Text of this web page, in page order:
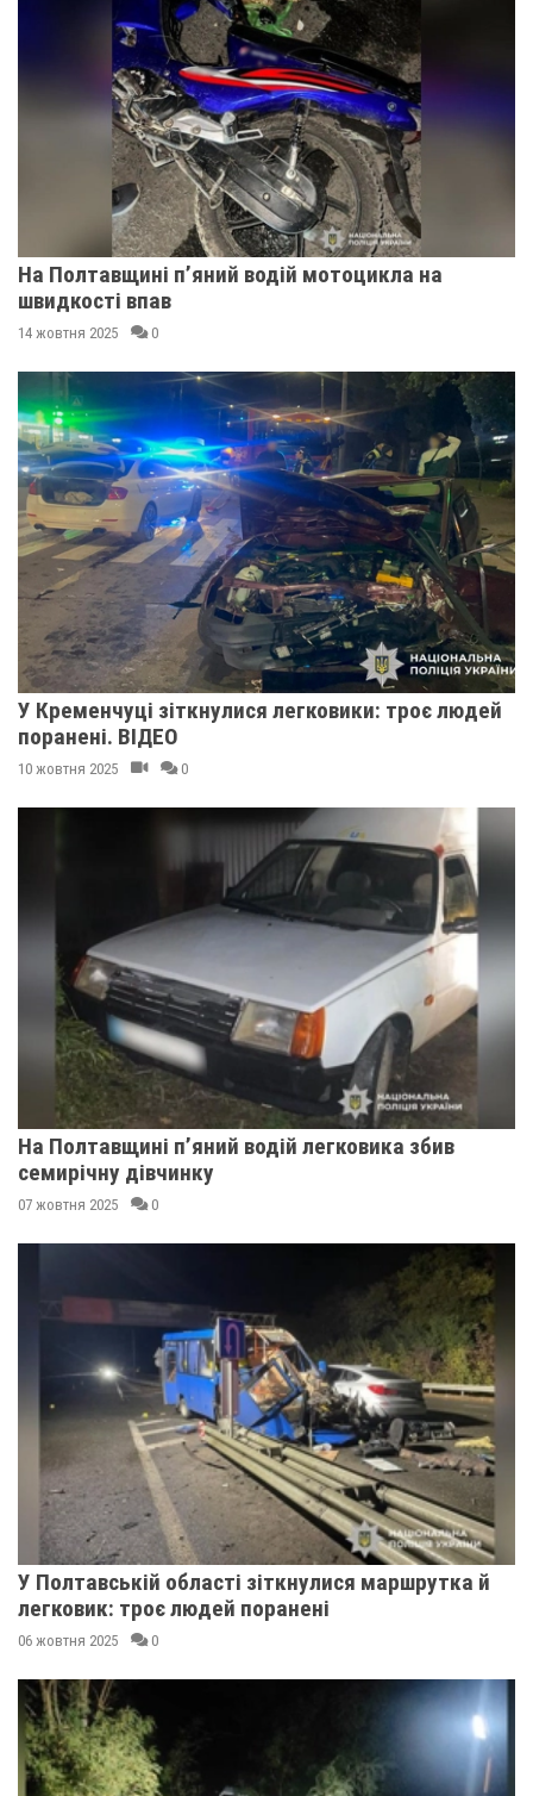
На Полтавщині п’яний водій мотоцикла на
швидкості впав
14 жовтня 2025 0
У Кременчуці зіткнулися легковики: троє людей
поранені. ВІДЕО
10 жовтня 2025 0
На Полтавщині п’яний водій легковика збив
семирічну дівчинку
07 жовтня 2025 0
У Полтавській області зіткнулися маршрутка й
легковик: троє людей поранені
06 жовтня 2025 0